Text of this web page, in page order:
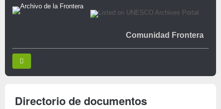
Comunidad Frontera
Directorio de documentos